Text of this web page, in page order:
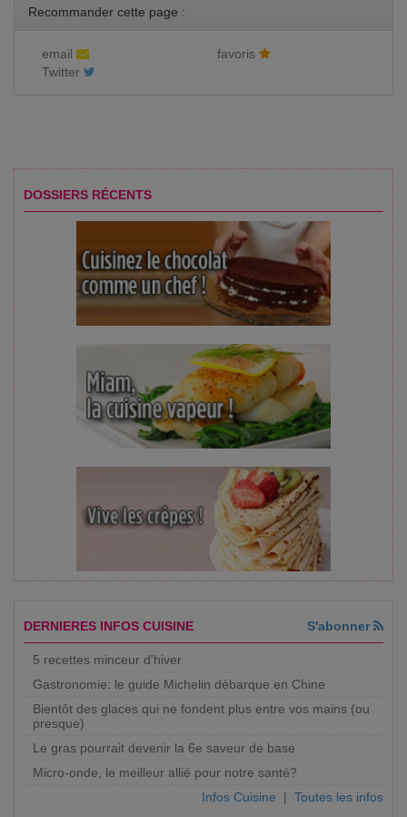
Recommander cette page :
email
favoris
Twitter
DOSSIERS RÉCENTS
DERNIERES INFOS CUISINE S'abonner
5 recettes minceur d'hiver
Gastronomie: le guide Michelin débarque en Chine
Bientôt des glaces qui ne fondent plus entre vos mains (ou
presque)
Le gras pourrait devenir la 6e saveur de base
Micro-onde, le meilleur allié pour notre santé?
Infos Cuisine | Toutes les infos